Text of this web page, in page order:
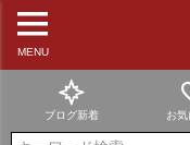
MENU
ブログ新着 お気